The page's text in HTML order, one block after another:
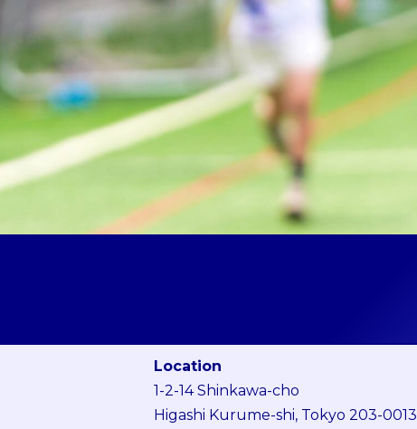
Location
1-2-14 Shinkawa-cho
Higashi Kurume-shi, Tokyo 203-0013